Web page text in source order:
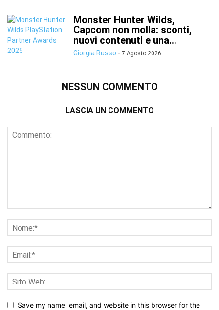
Monster Hunter Wilds,
Capcom non molla: sconti,
nuovi contenuti e una...
Giorgia Russo - 7 Agosto 2026
NESSUN COMMENTO
LASCIA UN COMMENTO
Save my name, email, and website in this browser for the